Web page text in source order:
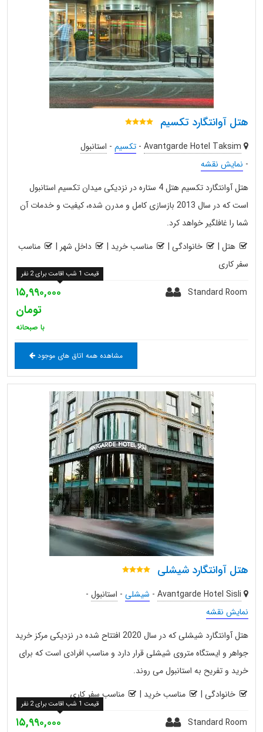
هتل آوانتگارد تکسیم
Avantgarde Hotel Taksim
- تکسیم - استانبول
- نمایش نقشه
هتل آوانتگارد تکسیم هتل 4 ستاره در نزدیکی میدان تکسیم استانبول
است که در سال 2013 بازسازی کامل و مدرن شده، کیفیت و خدمات آن
شما را غافلگیر خواهد کرد.
هتل | خانوادگی | مناسب خرید | داخل شهر |
مناسب
سفر کاری
Standard Room
۱۵,۹۹۰,۰۰۰
تومان
با صبحانه
قیمت 1 شب اقامت برای 2 نفر
مشاهده همه اتاق های موجود
هتل آوانتگارد شیشلی
Avantgarde Hotel Sisli
- شیشلی - استانبول -
نمایش نقشه
هتل آوانتگارد شیشلی که در سال 2020 افتتاح شده در نزدیکی مرکز خرید
جواهر و ایستگاه متروی شیشلی قرار دارد و مناسب افرادی است که برای
خرید و تفریح به استانبول می روند.
خانوادگی | مناسب خرید | مناسب سفر کاری
Standard Room ۱۵,۹۹۰,۰۰۰
قیمت 1 شب اقامت برای 2 نفر